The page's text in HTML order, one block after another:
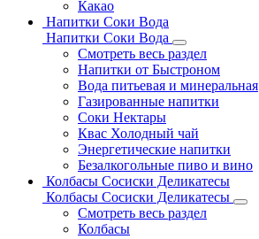
Какао
Напитки Соки Вода
Напитки Соки Вода
Смотреть весь раздел
Напитки от Быстроном
Вода питьевая и минеральная
Газированные напитки
Соки Нектары
Квас Холодный чай
Энергетические напитки
Безалкогольные пиво и вино
Колбасы Сосиски Деликатесы
Колбасы Сосиски Деликатесы
Смотреть весь раздел
Колбасы